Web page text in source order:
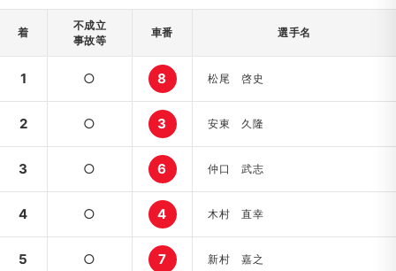
着
不成立
事故等
車番 選手名
1 ○ 8 松尾 啓史
2 ○ 3 安東 久隆
3 ○ 6 仲口 武志
4 ○ 4 木村 直幸
5 ○ 7 新村 嘉之